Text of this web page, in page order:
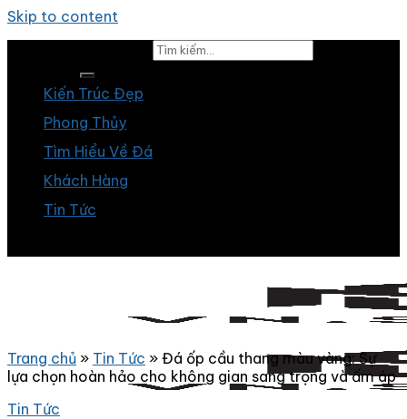
Skip to content
Kiến Trúc Đẹp
Phong Thủy
Tìm Hiểu Về Đá
Khách Hàng
Tin Tức
Trang chủ » Tin Tức » Đá ốp cầu thang màu vàng: Sự
lựa chọn hoàn hảo cho không gian sang trọng và ấm áp
Tin Tức